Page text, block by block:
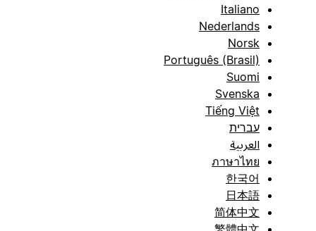
Italiano
Nederlands
Norsk
Português (Brasil)
Suomi
Svenska
Tiếng Việt
עברית
العربية
ภาษาไทย
한국어
日本語
简体中文